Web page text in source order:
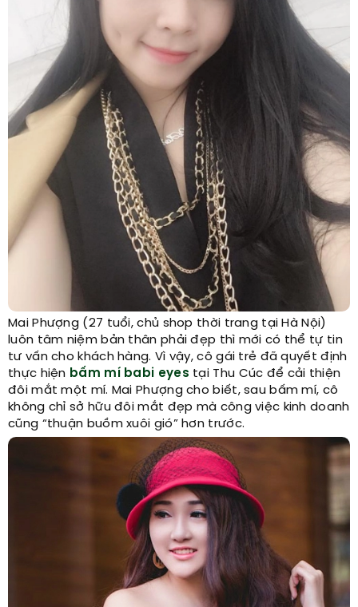
Mai Phượng (27 tuổi, chủ shop thời trang tại Hà Nội)
luôn tâm niệm bản thân phải đẹp thì mới có thể tự tin
tư vấn cho khách hàng. Vì vậy, cô gái trẻ đã quyết định
thực hiện bấm mí babi eyes tại Thu Cúc để cải thiện
đôi mắt một mí. Mai Phượng cho biết, sau bấm mí, cô
không chỉ sở hữu đôi mắt đẹp mà công việc kinh doanh
cũng “thuận buồm xuôi gió” hơn trước.